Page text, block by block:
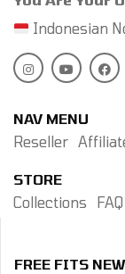
Snatch –
atas kepala
gerakan cepat.
Indonesian
NAV MENU
Reseller
STORE
Collections
FAQ
FREE FITS